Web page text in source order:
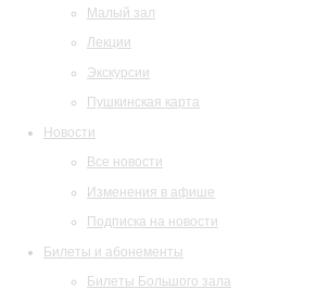
Малый зал
Лекции
Экскурсии
Пушкинская карта
Новости
Все новости
Изменения в афише
Подписка на новости
Билеты и абонементы
Билеты Большого зала